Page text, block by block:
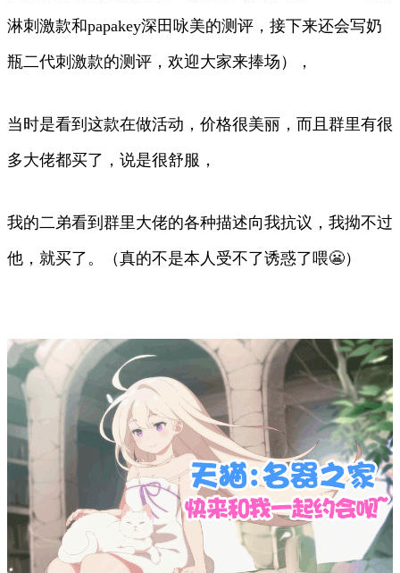
淋刺激款和papakey深田咏美的测评，接下来还会写奶
瓶二代刺激款的测评，欢迎大家来捧场），
当时是看到这款在做活动，价格很美丽，而且群里有很
多大佬都买了，说是很舒服，
我的二弟看到群里大佬的各种描述向我抗议，我拗不过
他，就买了。（真的不是本人受不了诱惑了喂😬）